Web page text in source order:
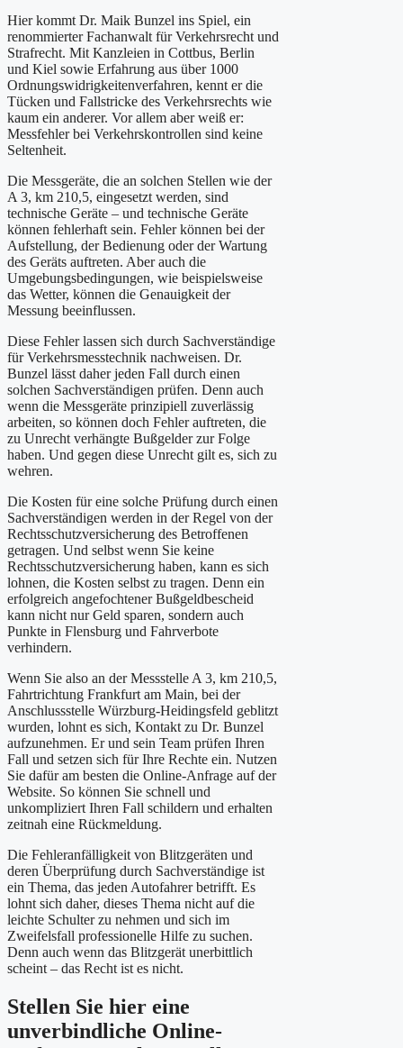
Hier kommt Dr. Maik Bunzel ins Spiel, ein
renommierter Fachanwalt für Verkehrsrecht und
Strafrecht. Mit Kanzleien in Cottbus, Berlin
und Kiel sowie Erfahrung aus über 1000
Ordnungswidrigkeitenverfahren, kennt er die
Tücken und Fallstricke des Verkehrsrechts wie
kaum ein anderer. Vor allem aber weiß er:
Messfehler bei Verkehrskontrollen sind keine
Seltenheit.
Die Messgeräte, die an solchen Stellen wie der
A 3, km 210,5, eingesetzt werden, sind
technische Geräte – und technische Geräte
können fehlerhaft sein. Fehler können bei der
Aufstellung, der Bedienung oder der Wartung
des Geräts auftreten. Aber auch die
Umgebungsbedingungen, wie beispielsweise
das Wetter, können die Genauigkeit der
Messung beeinflussen.
Diese Fehler lassen sich durch Sachverständige
für Verkehrsmesstechnik nachweisen. Dr.
Bunzel lässt daher jeden Fall durch einen
solchen Sachverständigen prüfen. Denn auch
wenn die Messgeräte prinzipiell zuverlässig
arbeiten, so können doch Fehler auftreten, die
zu Unrecht verhängte Bußgelder zur Folge
haben. Und gegen diese Unrecht gilt es, sich zu
wehren.
Die Kosten für eine solche Prüfung durch einen
Sachverständigen werden in der Regel von der
Rechtsschutzversicherung des Betroffenen
getragen. Und selbst wenn Sie keine
Rechtsschutzversicherung haben, kann es sich
lohnen, die Kosten selbst zu tragen. Denn ein
erfolgreich angefochtener Bußgeldbescheid
kann nicht nur Geld sparen, sondern auch
Punkte in Flensburg und Fahrverbote
verhindern.
Wenn Sie also an der Messstelle A 3, km 210,5,
Fahrtrichtung Frankfurt am Main, bei der
Anschlussstelle Würzburg-Heidingsfeld geblitzt
wurden, lohnt es sich, Kontakt zu Dr. Bunzel
aufzunehmen. Er und sein Team prüfen Ihren
Fall und setzen sich für Ihre Rechte ein. Nutzen
Sie dafür am besten die Online-Anfrage auf der
Website. So können Sie schnell und
unkompliziert Ihren Fall schildern und erhalten
zeitnah eine Rückmeldung.
Die Fehleranfälligkeit von Blitzgeräten und
deren Überprüfung durch Sachverständige ist
ein Thema, das jeden Autofahrer betrifft. Es
lohnt sich daher, dieses Thema nicht auf die
leichte Schulter zu nehmen und sich im
Zweifelsfall professionelle Hilfe zu suchen.
Denn auch wenn das Blitzgerät unerbittlich
scheint – das Recht ist es nicht.
Stellen Sie hier eine
unverbindliche Online-